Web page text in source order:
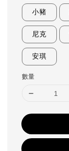
小豬
尼克
安琪
數量